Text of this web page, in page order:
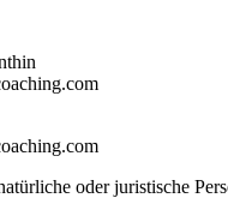
oder juristische